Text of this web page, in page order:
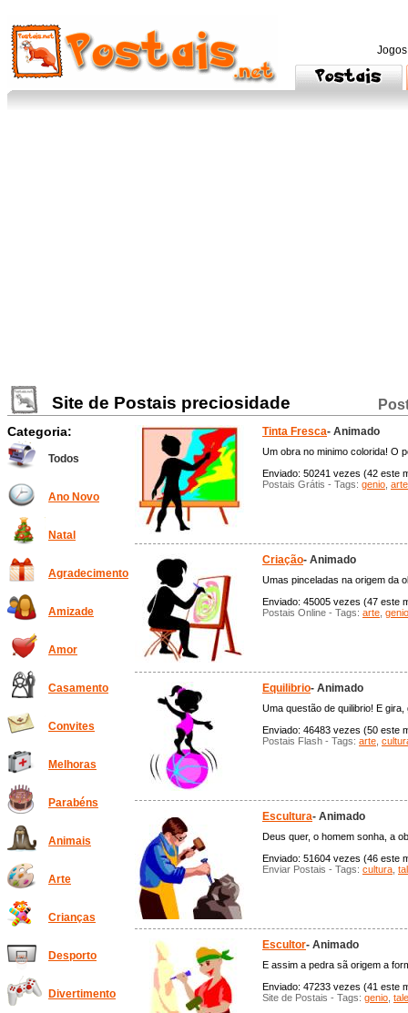
Site de Postais preciosidade
Categoria:
Todos
Ano Novo
Natal
Agradecimento
Amizade
Amor
Casamento
Convites
Melhoras
Parabéns
Animais
Arte
Crianças
Desporto
Divertimento
Tinta Fresca- Animado
Um obra no minimo colorida! O
Enviado: 50241 vezes (42 este
Postais Grátis - Tags: genio arte
Criação- Animado
Umas pinceladas na origem da
Enviado: 45005 vezes (47 este
Postais Online - Tags: arte genio
Equilibrio- Animado
Uma questão de quilibrio! E
Enviado: 46483 vezes (50 este
Postais Flash - Tags: arte
Escultura- Animado
Deus quer, o homem sonha, a
Enviado: 51604 vezes (46 este
Enviar Postais - Tags: cultura
Escultor- Animado
E assim a pedra sã origem a
Enviado: 47233 vezes (41 este
Site de Postais - Tags: genio